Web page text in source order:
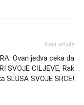
Next article
Ovan jedva ceka da
SVOJE CILJEVE, Rak
SLUSA SVOJE SRCE!